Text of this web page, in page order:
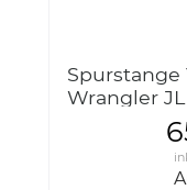
Spurstange
Wrangler